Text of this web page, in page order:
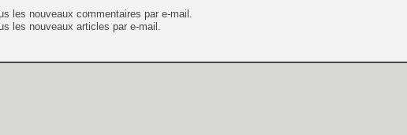
[GK] Oubliez Crazy Taxi,
[LS] [Switch] NSZ 5.0.0
[GK] Bethesda fête les 30
les nouveaux commentaires par e-mail.
les nouveaux articles par e-mail.